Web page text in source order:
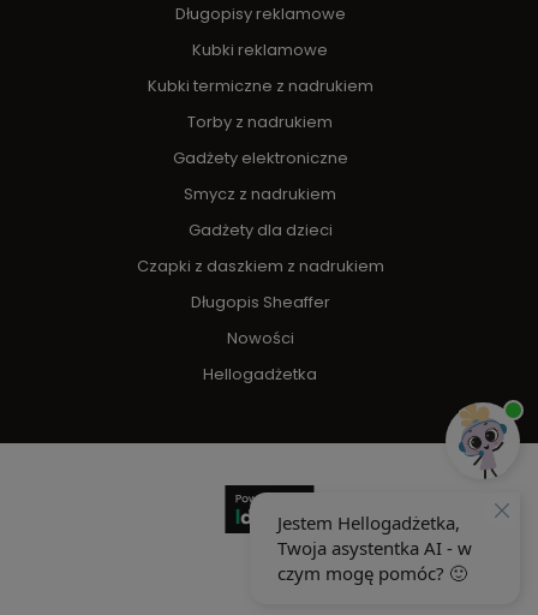
Długopisy reklamowe
Kubki reklamowe
Kubki termiczne z nadrukiem
Torby z nadrukiem
Gadżety elektroniczne
Smycz z nadrukiem
Gadżety dla dzieci
Czapki z daszkiem z nadrukiem
Długopis Sheaffer
Nowości
Hellogadżetka